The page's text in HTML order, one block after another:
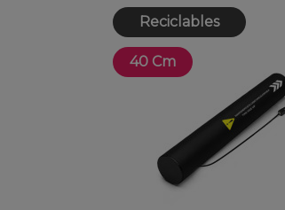
40 Cm
Reciclables